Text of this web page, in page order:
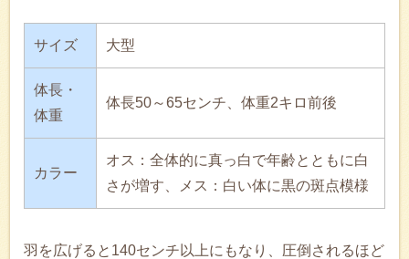
サイズ 大型
体長・
体重
体長50～65センチ、体重2キロ前後
カラー
オス：全体的に真っ白で年齢とともに白
さが増す、メス：白い体に黒の斑点模様
羽を広げると140センチ以上にもなり、圧倒されるほど